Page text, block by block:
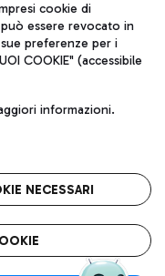
13032990155 P.
00054 Fiumicino (RM)
cookie di
essere revocato in
preferenze per i
COOKIE" (accessibile
informazioni.
NECESSARI